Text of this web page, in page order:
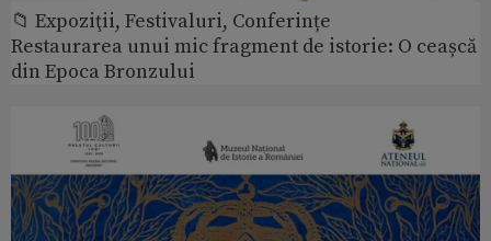
📁 Expoziţii, Festivaluri, Conferințe
Restaurarea unui mic fragment de istorie: O ceașcă
din Epoca Bronzului